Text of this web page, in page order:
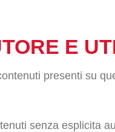
E
presenti su
senza esplicita